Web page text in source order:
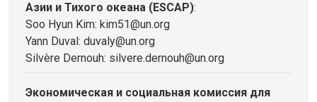
Азии и Тихого океана (ESCAP):
Soo Hyun Kim: kim51@un.org
Yann Duval: duvaly@un.org
Silvère Dernouh: silvere.dernouh@un.org
Экономическая и социальная комиссия для